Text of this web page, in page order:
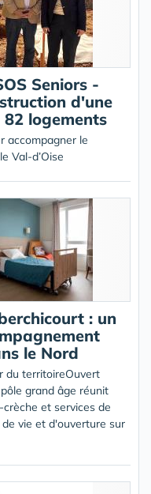
Seniors -
d'une
logements
accompagner le
Val-d’Oise
: un
le Nord
du territoireOuvert
grand âge réunit
crèche et services de
vie et d'ouverture sur